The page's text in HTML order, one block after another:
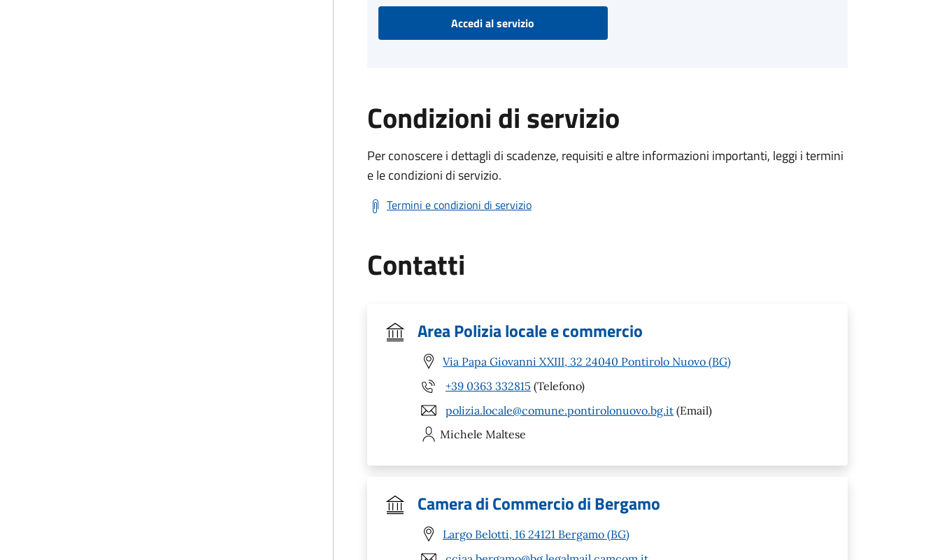
Accedi al servizio
Condizioni di servizio
Per conoscere i dettagli di scadenze, requisiti e altre informazioni importanti, leggi i termini
e le condizioni di servizio.
Termini e condizioni di servizio
Contatti
Area Polizia locale e commercio
Via Papa Giovanni XXIII, 32 24040 Pontirolo Nuovo (BG)
+39 0363 332815 (Telefono)
polizia.locale@comune.pontirolonuovo.bg.it (Email)
Michele Maltese
Camera di Commercio di Bergamo
Largo Belotti, 16 24121 Bergamo (BG)